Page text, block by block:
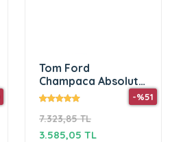
Tom Ford
Champaca Absolute
Edp 50ml unisex
7.323,85 TL
-%51
3.585,05 TL